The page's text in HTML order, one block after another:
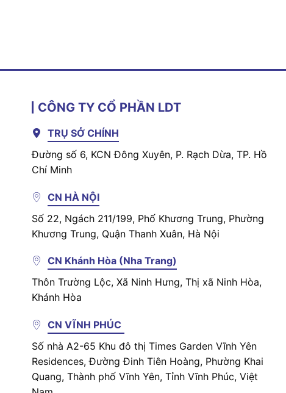
CÔNG TY CỔ PHẦN LDT
TRỤ SỞ CHÍNH
Đường số 6, KCN Đông Xuyên, P. Rạch Dừa, TP. Hồ
Chí Minh
CN HÀ NỘI
Số 22, Ngách 211/199, Phố Khương Trung, Phường
Khương Trung, Quận Thanh Xuân, Hà Nội
CN Khánh Hòa (Nha Trang)
Thôn Trường Lộc, Xã Ninh Hưng, Thị xã Ninh Hòa,
Khánh Hòa
CN VĨNH PHÚC
Số nhà A2-65 Khu đô thị Times Garden Vĩnh Yên
Residences, Đường Đinh Tiên Hoàng, Phường Khai
Quang, Thành phố Vĩnh Yên, Tỉnh Vĩnh Phúc, Việt